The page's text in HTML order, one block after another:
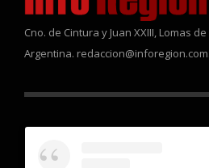
Cno. de Cintura y Juan XXIII, Lomas
Argentina.